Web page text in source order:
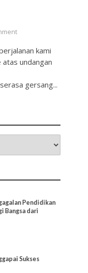
kami
undangan
gersang...
Pendidikan
Bangsa dari
Sukses